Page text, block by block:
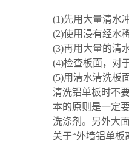
(1)先用大量清水
(2)使用浸有经水
(3)再用大量的清
(4)检查板面，对
(5)用清水清洗板
清洗铝单板时不
本的原则是一定
洗涤剂。另外大
关于“外墙铝单板